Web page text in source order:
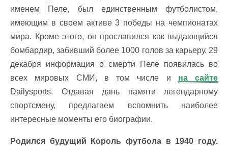
именем Пеле, был единственным футболистом,
имеющим в своем активе 3 победы на чемпионатах
мира. Кроме этого, он прославился как выдающийся
бомбардир, забивший более 1000 голов за карьеру. 29
декабря информация о смерти Пеле появилась во
всех мировых СМИ, в том числе и на сайте
Dailysports. Отдавая дань памяти легендарному
спортсмену, предлагаем вспомнить наиболее
интересные моменты его биографии.
Родился будущий Король футбола в 1940 году.